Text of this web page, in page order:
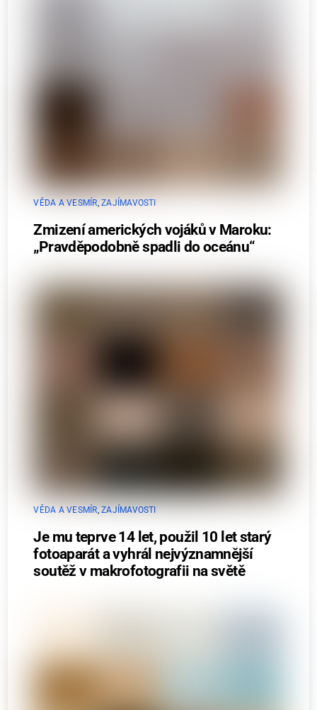
VĚDA A VESMÍR,ZAJÍMAVOSTI
Zmizení amerických vojáků v Maroku:
„Pravděpodobně spadli do oceánu“
VĚDA A VESMÍR,ZAJÍMAVOSTI
Je mu teprve 14 let, použil 10 let starý
fotoaparát a vyhrál nejvýznamnější
soutěž v makrofotografii na světě